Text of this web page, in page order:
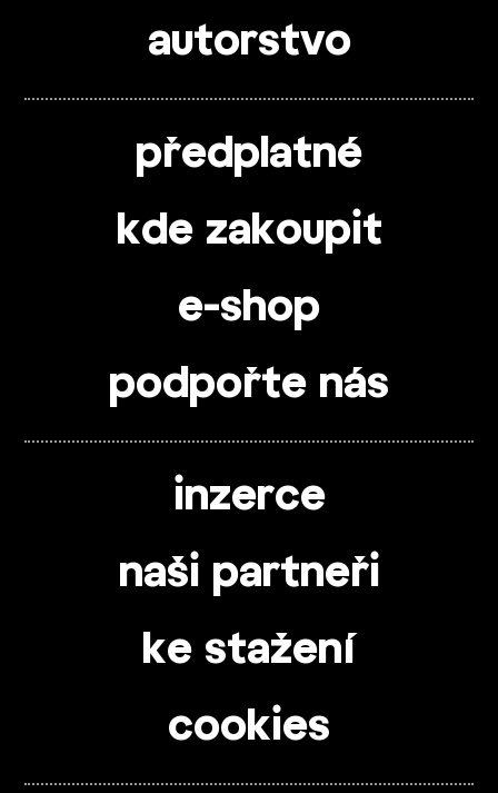
autorstvo
předplatné
kde zakoupit
e-shop
podpořte nás
inzerce
naši partneři
ke stažení
cookies